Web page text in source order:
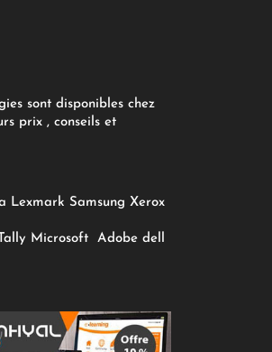
sont disponibles chez
prix , conseils et
Lexmark Samsung Xerox
Microsoft Adobe dell